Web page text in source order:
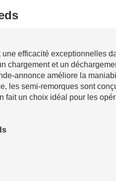
efficacité exceptionnelles
chargement et un
annonce améliore la
les semi-remorques sont
fait un choix idéal pour les